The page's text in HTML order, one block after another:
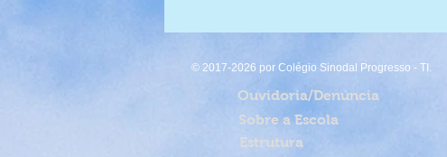
© 2017-2026 por Colégio Sinodal Progresso - TI.
Ouvidoria/Denúncia
Sobre a Escola
Estrutura